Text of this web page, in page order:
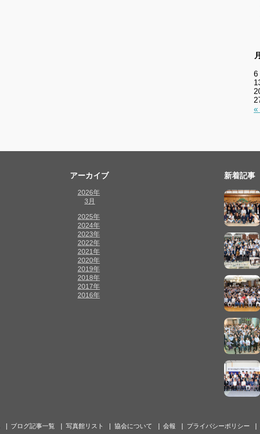
月
«
6
アーカイブ
2026年
3月
2025年
2024年
2023年
2022年
2021年
2020年
2019年
2018年
2017年
2016年
新着記事
ブログ記事一覧 写真館リスト 協会について 会報 プライバシーポリシー